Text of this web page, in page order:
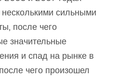
сильными
после чего
значительные
и спад на рынке в
чего произошел